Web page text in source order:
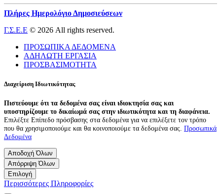
Πλήρες Ημερολόγιο Δημοσιεύσεων
Γ.Σ.Ε.Ε © 2026 All rights reserved.
ΠΡΟΣΩΠΙΚΑ ΔΕΔΟΜΕΝΑ
ΑΔΗΛΩΤΗ ΕΡΓΑΣΙΑ
ΠΡΟΣΒΑΣΙΜΟΤΗΤΑ
Διαχείριση Ιδιωτικότητας
Πιστεύουμε ότι τα δεδομένα σας είναι ιδιοκτησία σας και
υποστηρίζουμε το δικαίωμά σας στην ιδιωτικότητα και τη διαφάνεια.
Επιλέξτε Επίπεδο πρόσβασης στα δεδομένα για να επιλέξετε τον τρόπο
που θα χρησιμοποιούμε και θα κοινοποιούμε τα δεδομένα σας. Προσωπικά
Δεδομένα
Αποδοχή Όλων
Απόρριψη Όλων
Επιλογή
Περισσότερες Πληροφορίες